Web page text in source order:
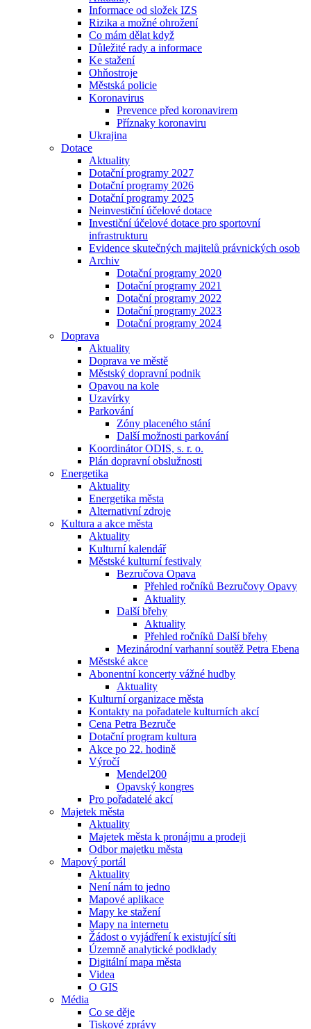
Informace od složek IZS
Rizika a možné ohrožení
Co mám dělat když
Důležité rady a informace
Ke stažení
Ohňostroje
Městská policie
Koronavirus
Prevence před koronavirem
Příznaky koronaviru
Ukrajina
Dotace
Aktuality
Dotační programy 2027
Dotační programy 2026
Dotační programy 2025
Neinvestiční účelové dotace
Investiční účelové dotace pro sportovní
infrastrukturu
Evidence skutečných majitelů právnických osob
Archiv
Dotační programy 2020
Dotační programy 2021
Dotační programy 2022
Dotační programy 2023
Dotační programy 2024
Doprava
Aktuality
Doprava ve městě
Městský dopravní podnik
Opavou na kole
Uzavírky
Parkování
Zóny placeného stání
Další možnosti parkování
Koordinátor ODIS, s. r. o.
Plán dopravní obslužnosti
Energetika
Aktuality
Energetika města
Alternativní zdroje
Kultura a akce města
Aktuality
Kulturní kalendář
Městské kulturní festivaly
Bezručova Opava
Přehled ročníků Bezručovy Opavy
Aktuality
Další břehy
Aktuality
Přehled ročníků Další břehy
Mezinárodní varhanní soutěž Petra Ebena
Městské akce
Abonentní koncerty vážné hudby
Aktuality
Kulturní organizace města
Kontakty na pořadatele kulturních akcí
Cena Petra Bezruče
Dotační program kultura
Akce po 22. hodině
Výročí
Mendel200
Opavský kongres
Pro pořadatelé akcí
Majetek města
Aktuality
Majetek města k pronájmu a prodeji
Odbor majetku města
Mapový portál
Aktuality
Není nám to jedno
Mapové aplikace
Mapy ke stažení
Mapy na internetu
Žádost o vyjádření k existující síti
Územně analytické podklady
Digitální mapa města
Videa
O GIS
Média
Co se děje
Tiskové zprávy